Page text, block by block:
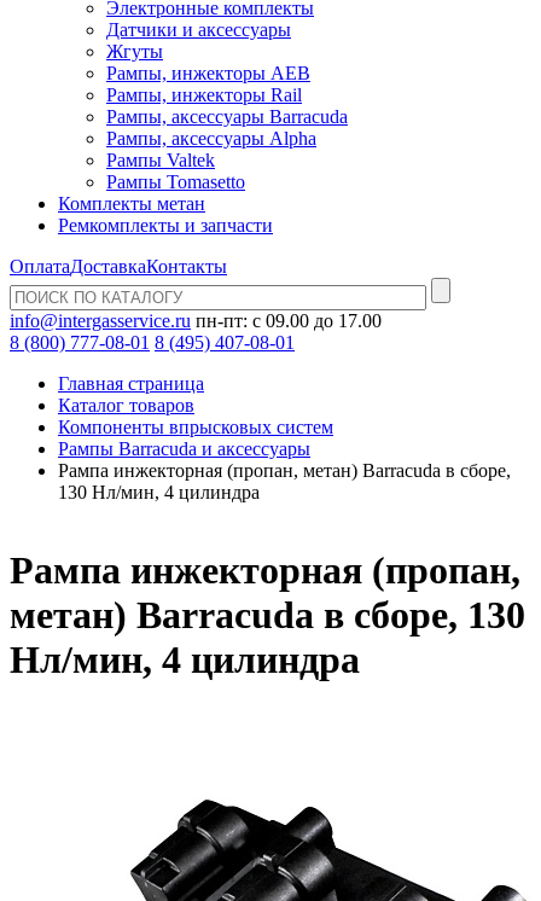
Электронные комплекты
Датчики и аксессуары
Жгуты
Рампы, инжекторы AEB
Рампы, инжекторы Rail
Рампы, аксессуары Barracuda
Рампы, аксессуары Alpha
Рампы Valtek
Рампы Tomasetto
Комплекты метан
Ремкомплекты и запчасти
ОплатаДоставкаКонтакты
info@intergasservice.ru пн-пт: с 09.00 до 17.00
8 (800) 777-08-01 8 (495) 407-08-01
Главная страница
Каталог товаров
Компоненты впрысковых систем
Рампы Barracuda и аксессуары
Рампа инжекторная (пропан, метан) Barracuda в сборе,
130 Нл/мин, 4 цилиндра
Рампа инжекторная (пропан,
метан) Barracuda в сборе, 130
Нл/мин, 4 цилиндра